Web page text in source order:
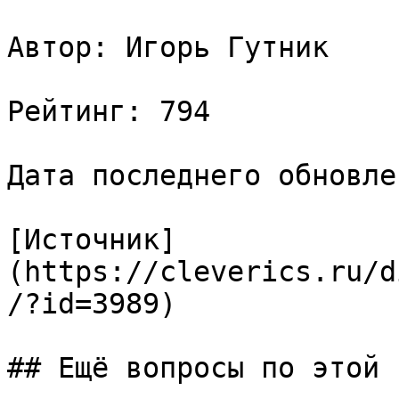
Автор: Игорь Гутник
Рейтинг: 794
Дата последнего
[Источник]
(https://cleverics.ru/
/?id=3989)
## Ещё вопросы по этой